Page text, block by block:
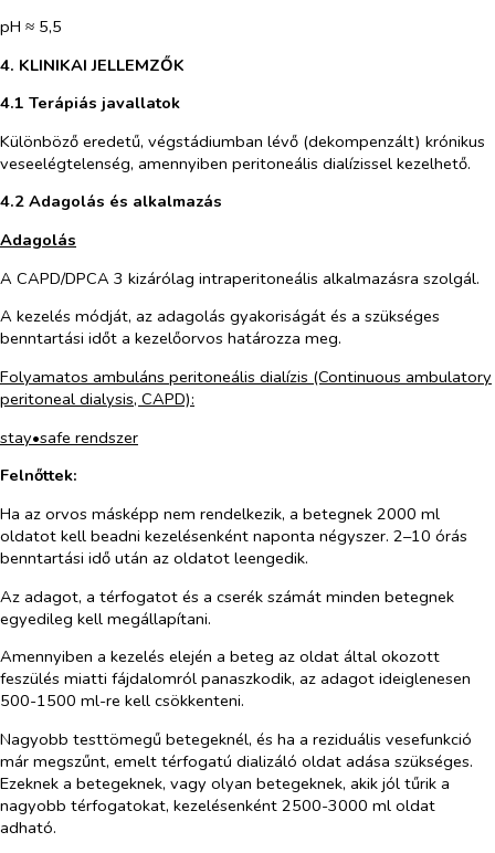
pH ≈ 5,5
4. KLINIKAI JELLEMZŐK
4.1 Terápiás javallatok
Különböző eredetű, végstádiumban lévő (dekompenzált) krónikus
veseelégtelenség, amennyiben peritoneális dialízissel kezelhető.
4.2 Adagolás és alkalmazás
Adagolás
A CAPD/DPCA 3 kizárólag intraperitoneális alkalmazásra szolgál.
A kezelés módját, az adagolás gyakoriságát és a szükséges
benntartási időt a kezelőorvos határozza meg.
Folyamatos ambuláns peritoneális dialízis (Continuous ambulatory
peritoneal dialysis, CAPD):
stay•safe rendszer
Felnőttek:
Ha az orvos másképp nem rendelkezik, a betegnek 2000 ml
oldatot kell beadni kezelésenként naponta négyszer. 2–10 órás
benntartási idő után az oldatot leengedik.
Az adagot, a térfogatot és a cserék számát minden betegnek
egyedileg kell megállapítani.
Amennyiben a kezelés elején a beteg az oldat által okozott
feszülés miatti fájdalomról panaszkodik, az adagot ideiglenesen
500-1500 ml-re kell csökkenteni.
Nagyobb testtömegű betegeknél, és ha a reziduális vesefunkció
már megszűnt, emelt térfogatú dializáló oldat adása szükséges.
Ezeknek a betegeknek, vagy olyan betegeknek, akik jól tűrik a
nagyobb térfogatokat, kezelésenként 2500-3000 ml oldat
adható.